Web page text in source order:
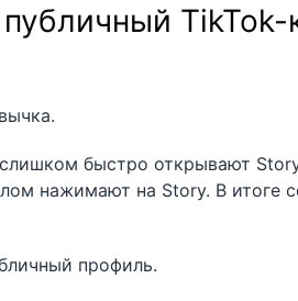
быстро открывают
нажимают на Story. В итоге
профиль.